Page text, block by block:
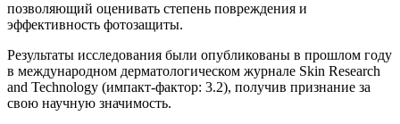
позволяющий оценивать степень повреждения и
эффективность фотозащиты.
Результаты исследования были опубликованы в прошлом году
в международном дерматологическом журнале Skin Research
and Technology (импакт-фактор: 3.2), получив признание за
свою научную значимость.